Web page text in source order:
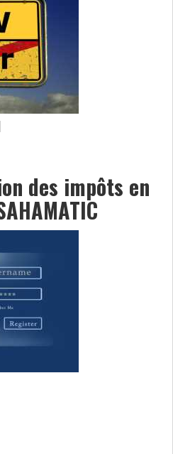
des impôts en